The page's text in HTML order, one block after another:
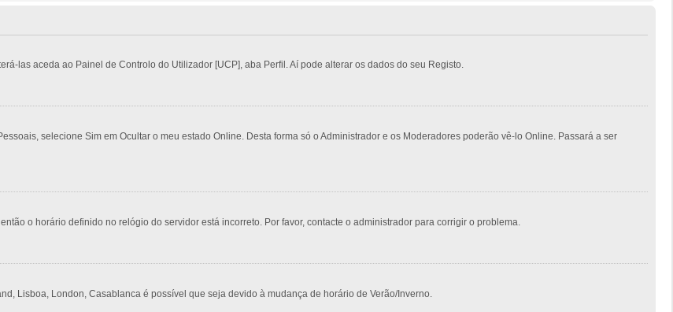
las aceda ao Painel de Controlo do Utilizador [UCP], aba Perfil. Aí pode alterar os dados do seu Registo.
selecione Sim em Ocultar o meu estado Online. Desta forma só o Administrador e os Moderadores poderão vê-lo Online. Passará a ser
o horário definido no relógio do servidor está incorreto. Por favor, contacte o administrador para corrigir o problema.
Lisboa, London, Casablanca é possível que seja devido à mudança de horário de Verão/Inverno.